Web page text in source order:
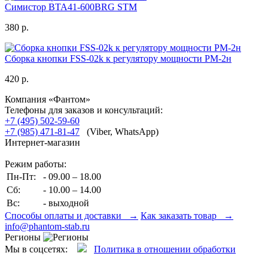
Симистор BTA41-600BRG STM
380 р.
Сборка кнопки FSS-02k к регулятору мощности РМ-2н
420 р.
Компания «Фантом»
Телефоны для заказов и консультаций:
+7 (495) 502-59-60
+7 (985) 471-81-47 (Viber, WhatsApp)
Интернет-магазин
Режим работы:
Пн-Пт:
- 09.00 – 18.00
Сб:
- 10.00 – 14.00
Вс:
- выходной
Способы оплаты и доставки → Как заказать товар →
info@phantom-stab.ru
Регионы
Мы в соцсетях:
Политика в отношении обработки